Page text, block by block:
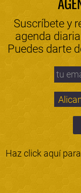
Suscríbete y
agenda
Puedes darte
Haz click aquí